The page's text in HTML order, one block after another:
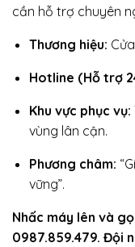
cần hỗ trợ chuyên
Thương hiệu:
Hotline (Hỗ trợ
Khu vực phục vụ:
vùng lân cận.
Phương châm:
vững”.
Nhấc máy lên và
0987.859.479. Đội